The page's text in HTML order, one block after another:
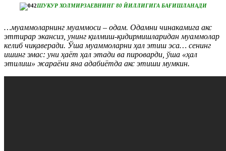
ШУКУР ХОЛМИРЗАЕВНИНГ 80 ЙИЛЛИГИГА БАҒИШЛАНАДИ
…муаммоларнинг муаммоси – одам. Одамни чинакамига акс
эттирар экансиз, унинг қилмиш-қидирмишларидан муаммолар
келиб чиқаверади. Ўша муаммоларни ҳал этиш эса… сенинг
ишинг эмас: уни ҳаёт ҳал этади ва пироварди, ўша «ҳал
этилиш» жараёни яна адабиётда акс этиши мумкин.